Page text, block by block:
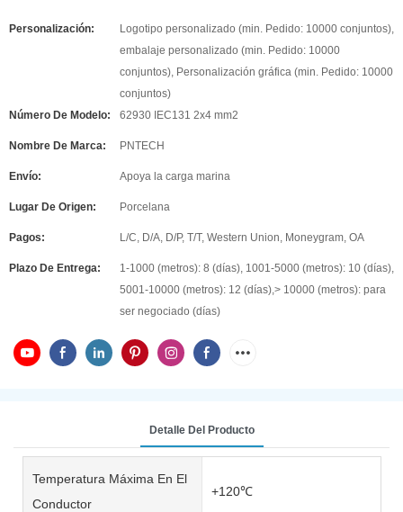
Personalización:
Logotipo personalizado (min. Pedido: 10000 conjuntos),
embalaje personalizado (min. Pedido: 10000
conjuntos), Personalización gráfica (min. Pedido: 10000
conjuntos)
Número De Modelo:
62930 IEC131 2x4 mm2
Nombre De Marca: PNTECH
Envío: Apoya la carga marina
Lugar De Origen: Porcelana
Pagos: L/C, D/A, D/P, T/T, Western Union, Moneygram, OA
Plazo De Entrega:
1-1000 (metros): 8 (días), 1001-5000 (metros): 10 (días),
5001-10000 (metros): 12 (días),> 10000 (metros): para
ser negociado (días)
Detalle Del Producto
Temperatura Máxima En El
Conductor
+120℃